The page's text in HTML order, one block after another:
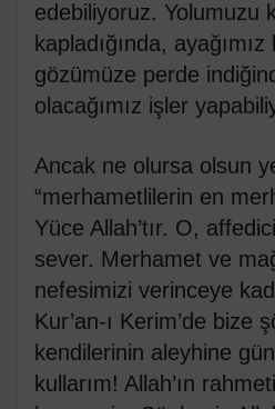
edebiliyoruz. Yolumuzu
kapladığında, ayağımız
gözümüze perde
olacağımız işler
Ancak ne olursa olsun
“merhametlilerin en
Yüce Allah’tır. O,
sever. Merhamet ve
nefesimizi verinceye
Kur’an-ı Kerim’de bize
kendilerinin aleyhine
kullarım! Allah’ın